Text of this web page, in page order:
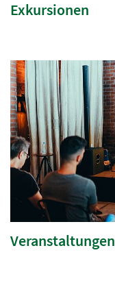
Exkursionen
Veranstaltungen